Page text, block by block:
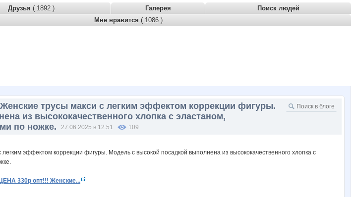
Друзья ( 1892 ) Галерея
Поиск людей
Мне нравится ( 1086 )
трусы макси с легким эффектом коррекции фигуры.
из высококачественного хлопка с эластаном,
по ножке.
27.06.2025 в 12:51 109
330р опт!!! Женские...